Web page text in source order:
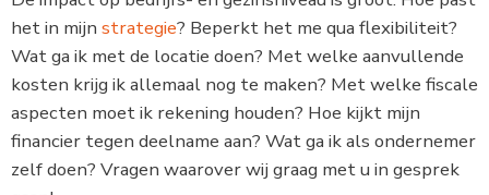
het in mijn strategie? Beperkt het me qua flexibiliteit?
Wat ga ik met de locatie doen? Met welke aanvullende
kosten krijg ik allemaal nog te maken? Met welke fiscale
aspecten moet ik rekening houden? Hoe kijkt mijn
financier tegen deelname aan? Wat ga ik als ondernemer
zelf doen? Vragen waarover wij graag met u in gesprek